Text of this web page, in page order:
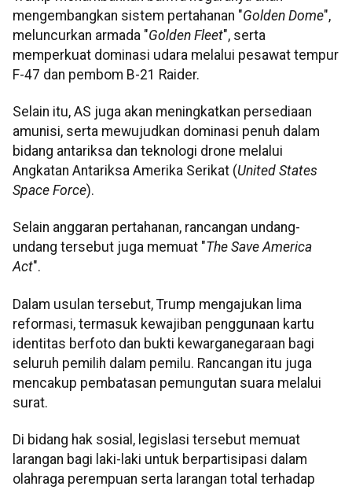
mengembangkan sistem pertahanan "Golden Dome",
meluncurkan armada "Golden Fleet", serta
memperkuat dominasi udara melalui pesawat tempur
F-47 dan pembom B-21 Raider.
Selain itu, AS juga akan meningkatkan persediaan
amunisi, serta mewujudkan dominasi penuh dalam
bidang antariksa dan teknologi drone melalui
Angkatan Antariksa Amerika Serikat (United States
Space Force).
Selain anggaran pertahanan, rancangan undang-
undang tersebut juga memuat "The Save America
Act".
Dalam usulan tersebut, Trump mengajukan lima
reformasi, termasuk kewajiban penggunaan kartu
identitas berfoto dan bukti kewarganegaraan bagi
seluruh pemilih dalam pemilu. Rancangan itu juga
mencakup pembatasan pemungutan suara melalui
surat.
Di bidang hak sosial, legislasi tersebut memuat
larangan bagi laki-laki untuk berpartisipasi dalam
olahraga perempuan serta larangan total terhadap